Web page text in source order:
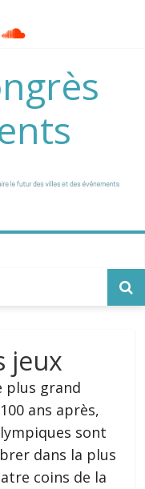
jeux
plus grand
ans après,
sont
dans la plus
coins de la